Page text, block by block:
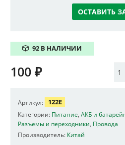
ОСТАВИТЬ
92 В НАЛИЧИИ
100 ₽
Артикул: 122E
Категории: Питание АКБ и
Разъемы и переходники Провода
Производитель: Китай